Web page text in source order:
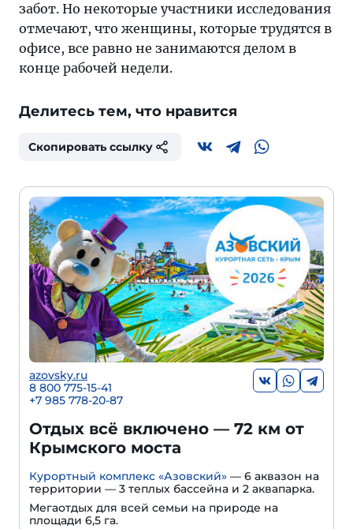
забот. Но некоторые участники исследования
отмечают, что женщины, которые трудятся в
офисе, все равно не занимаются делом в
конце рабочей недели.
Делитесь тем, что нравится
Скопировать ссылку
azovsky.ru
8 800 775-15-41
+7 985 778-20-87
Отдых всё включено — 72 км от
Крымского моста
Курортный комплекс «Азовский» — 6 аквазон на
территории — 3 теплых бассейна и 2 аквапарка.
Мегаотдых для всей семьи на природе на
площади 6,5 га.